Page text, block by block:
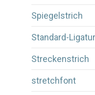
Spiegelstrich
Standard-
Streckenstrich
stretchfont